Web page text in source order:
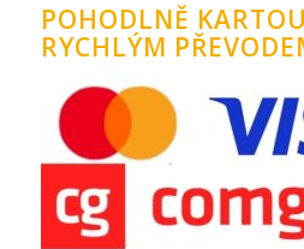
POHODLNĚ
RYCHLÝM